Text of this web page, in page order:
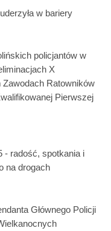
w bariery
policjantów w
X
Zawodach Ratowników
Pierwszej
- radość, spotkania i
na drogach
Głównego Policji